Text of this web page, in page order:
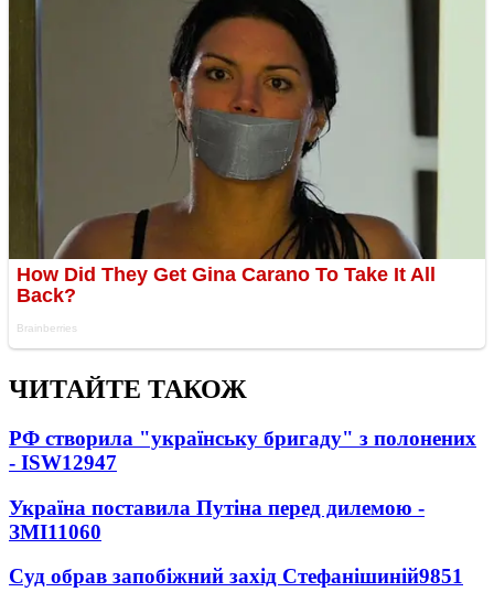
ЧИТАЙТЕ ТАКОЖ
РФ створила "українську бригаду" з полонених
- ISW12947
Україна поставила Путіна перед дилемою -
ЗМІ11060
Суд обрав запобіжний захід Стефанішиній9851